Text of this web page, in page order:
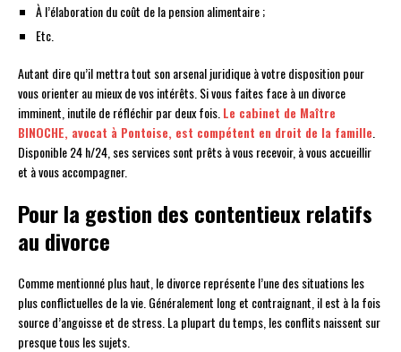
À l’élaboration du coût de la pension alimentaire ;
Etc.
Autant dire qu’il mettra tout son arsenal juridique à votre disposition pour
vous orienter au mieux de vos intérêts. Si vous faites face à un divorce
imminent, inutile de réfléchir par deux fois. Le cabinet de Maître
BINOCHE, avocat à Pontoise, est compétent en droit de la famille
Disponible 24 h/24, ses services sont prêts à vous recevoir, à vous accueillir
et à vous accompagner.
Pour la gestion des contentieux relatifs
au divorce
Comme mentionné plus haut, le divorce représente l’une des situations les
plus conflictuelles de la vie. Généralement long et contraignant, il est à la fois
source d’angoisse et de stress. La plupart du temps, les conflits naissent sur
presque tous les sujets.